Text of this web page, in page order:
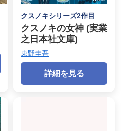
クスノキシリーズ2作目
クスノキの女神 (実業
之日本社文庫)
東野圭吾
詳細を見る